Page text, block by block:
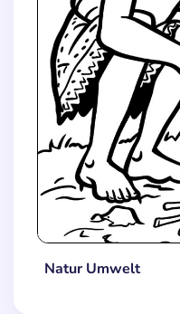
Natur Umwelt